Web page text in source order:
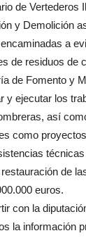
de Vertederos
y Demolición
a
de residuos de
de Fomento y
y ejecutar los
así
como
de
euros.
con la
la información